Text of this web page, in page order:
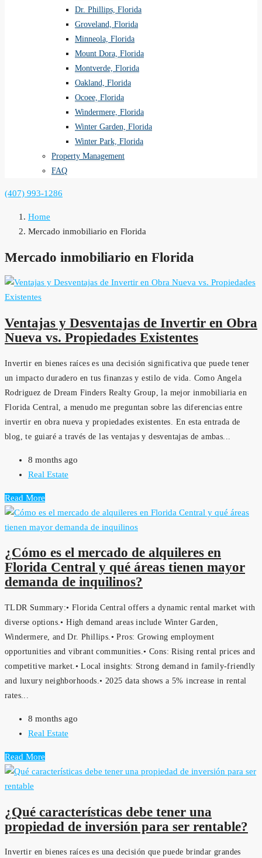
Dr. Phillips, Florida
Groveland, Florida
Minneola, Florida
Mount Dora, Florida
Montverde, Florida
Oakland, Florida
Ocoee, Florida
Windermere, Florida
Winter Garden, Florida
Winter Park, Florida
Property Management
FAQ
(407) 993-1286
Home
Mercado inmobiliario en Florida
Mercado inmobiliario en Florida
Ventajas y Desventajas de Invertir en Obra
Nueva vs. Propiedades Existentes
Invertir en bienes raíces es una decisión significativa que puede tener
un impacto duradero en tus finanzas y estilo de vida. Como Angela
Rodriguez de Dream Finders Realty Group, la mejor inmobiliaria en
Florida Central, a menudo me preguntan sobre las diferencias entre
invertir en obra nueva y propiedades existentes. En esta entrada de
blog, te guiaré a través de las ventajas y desventajas de ambas...
8 months ago
Real Estate
Read More
¿Cómo es el mercado de alquileres en
Florida Central y qué áreas tienen mayor
demanda de inquilinos?
TLDR Summary:• Florida Central offers a dynamic rental market with
diverse options.• High demand areas include Winter Garden,
Windermere, and Dr. Phillips.• Pros: Growing employment
opportunities and vibrant communities.• Cons: Rising rental prices and
competitive market.• Local insights: Strong demand in family-friendly
and luxury neighborhoods.• 2025 data shows a 5% increase in rental
rates...
8 months ago
Real Estate
Read More
¿Qué características debe tener una
propiedad de inversión para ser rentable?
Invertir en bienes raíces es una decisión que puede brindar grandes